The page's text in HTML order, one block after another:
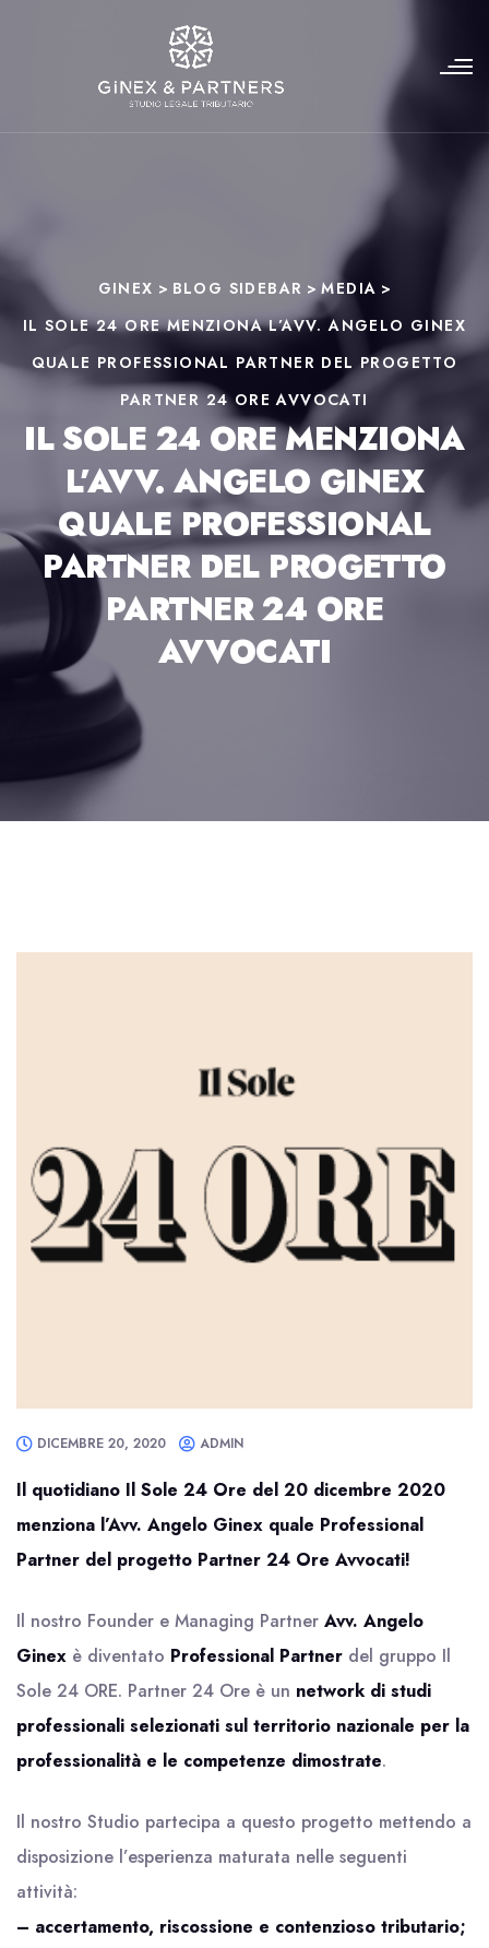
GINEX > BLOG SIDEBAR >MEDIA >
IL SOLE 24 ORE MENZIONA L’AVV. ANGELO GINEX
QUALE PROFESSIONAL PARTNER DEL PROGETTO
PARTNER 24 ORE AVVOCATI
IL SOLE 24 ORE MENZIONA
L’AVV. ANGELO GINEX
QUALE PROFESSIONAL
PARTNER DEL PROGETTO
PARTNER 24 ORE
AVVOCATI
DICEMBRE 20, 2020 ADMIN
Il quotidiano Il Sole 24 Ore del 20 dicembre 2020
menziona l’Avv. Angelo Ginex quale Professional
Partner del progetto Partner 24 Ore Avvocati!
Il nostro Founder e Managing Partner Avv. Angelo
Ginex è diventato Professional Partner del gruppo Il
Sole 24 ORE. Partner 24 Ore è un network di studi
professionali selezionati sul territorio nazionale per la
professionalità e le competenze dimostrate.
Il nostro Studio partecipa a questo progetto mettendo a
disposizione l’esperienza maturata nelle seguenti
attività:
– accertamento, riscossione e contenzioso tributario;